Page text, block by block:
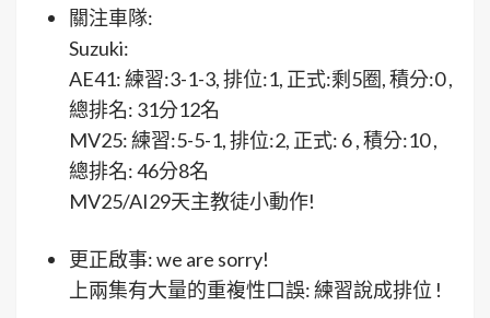
關注車隊:
Suzuki:
AE41: 練習:3-1-3, 排位:1, 正式:剩5圈, 積分:0 ,
總排名: 31分12名
MV25: 練習:5-5-1, 排位:2, 正式: 6 , 積分:10 ,
總排名: 46分8名
MV25/AI29天主教徒小動作!
更正啟事: we are sorry!
上兩集有大量的重複性口誤: 練習說成排位 !